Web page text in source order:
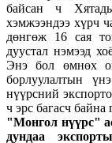
байсан ч
хэмжээндээ хүрч
дөнгөж 16 сая
дуустал нэмээд
Энэ бол өмнөх
борлуулалтын
нүүрсний
ч эрс багасч
"Монгол нүүрс"
дундаа